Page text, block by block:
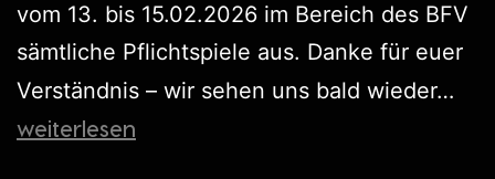
vom 13. bis 15.02.2026 im Bereich des BFV
sämtliche Pflichtspiele aus. Danke für euer
Verständnis – wir sehen uns bald wieder…
weiterlesen